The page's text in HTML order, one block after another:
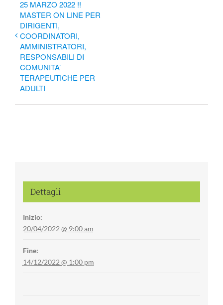
25 MARZO 2022 !!
MASTER ON LINE PER
DIRIGENTI,
COORDINATORI,
AMMINISTRATORI,
RESPONSABILI DI
COMUNITA’
TERAPEUTICHE PER
ADULTI
Dettagli
Inizio:
20/04/2022 @ 9:00 am
Fine:
14/12/2022 @ 1:00 pm